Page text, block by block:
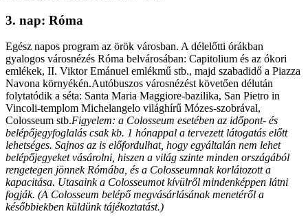
3. nap: Róma
Egész napos program az örök városban. A délelőtti órákban
gyalogos városnézés Róma belvárosában: Capitolium és az ókori
emlékek, II. Viktor Emánuel emlékmű stb., majd szabadidő a Piazza
Navona környékén.Autóbuszos városnézést követően délután
folytatódik a séta: Santa Maria Maggiore-bazilika, San Pietro in
Vincoli-templom Michelangelo világhírű Mózes-szobrával,
Colosseum stb.Figyelem: a Colosseum esetében az időpont- és
belépőjegyfoglalás csak kb. 1 hónappal a tervezett látogatás előtt
lehetséges. Sajnos az is előfordulhat, hogy egyáltalán nem lehet
belépőjegyeket vásárolni, hiszen a világ szinte minden országából
rengetegen jönnek Rómába, és a Colosseumnak korlátozott a
kapacitása. Utasaink a Colosseumot kívülről mindenképpen látni
fogják. (A Colosseum belépő megvásárlásának menetéről a
későbbiekben küldünk tájékoztatást.)